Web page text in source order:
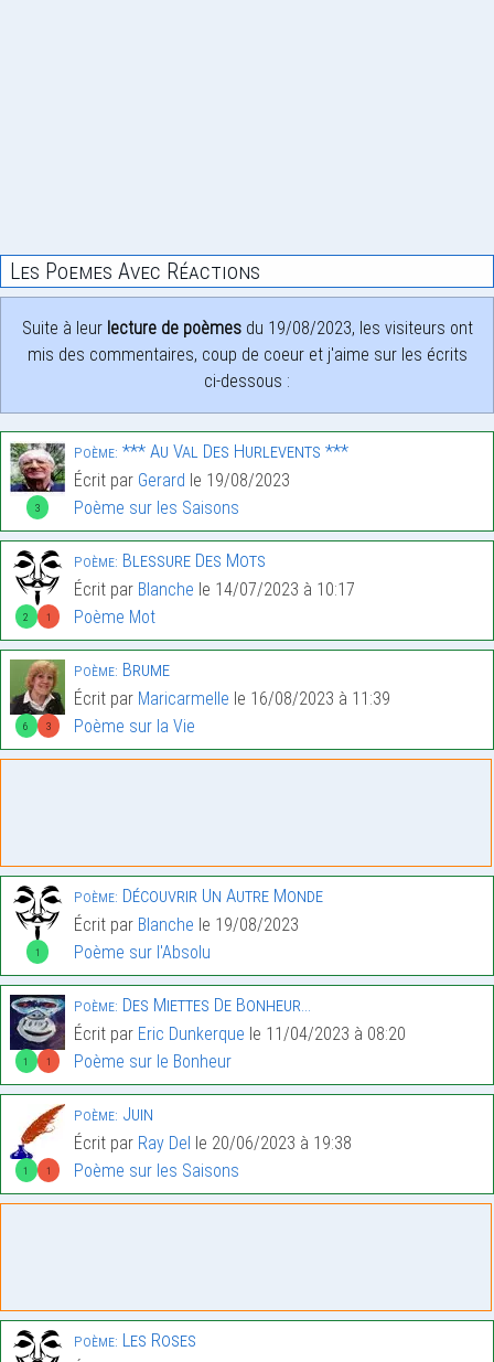
Les Poemes Avec Réactions
Suite à leur lecture de poèmesdu 19/08/2023, les visiteurs ont
mis des commentaires, coup de coeur et j'aime sur les écrits
ci-dessous :
3
Poème: *** Au Val Des Hurlevents ***
Écrit par Gerard le 19/08/2023
Poème sur les Saisons
2 1
Poème: Blessure Des Mots
Écrit par Blanche le 14/07/2023 à 10:17
Poème Mot
6 3
Poème: Brume
Écrit par Maricarmelle le 16/08/2023 à 11:39
Poème sur la Vie
1
Poème: Découvrir Un Autre Monde
Écrit par Blanche le 19/08/2023
Poème sur l'Absolu
1 1
Poème: Des Miettes De Bonheur…
Écrit par Eric Dunkerque le 11/04/2023 à 08:20
Poème sur le Bonheur
1 1
Poème: Juin
Écrit par Ray Del
le 20/06/2023 à 19:38
Poème sur les Saisons
Poème: Les Roses